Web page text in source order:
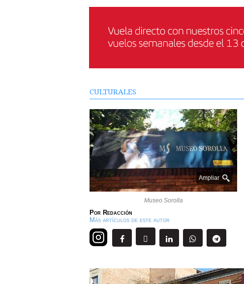
CULTURALES
Ampliar
Museo Sorolla
Por Redacción
Más artículos de este autor